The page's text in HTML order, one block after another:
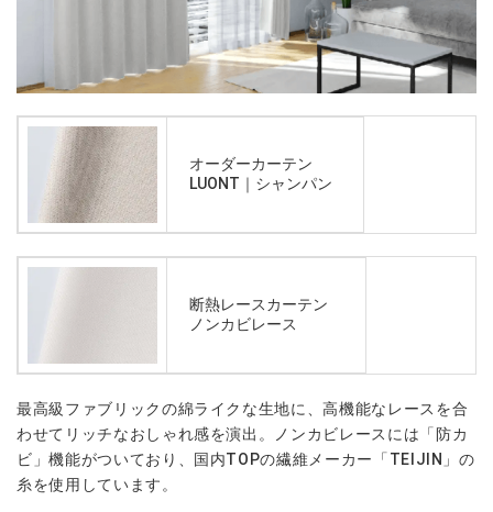
オーダーカーテン
LUONT｜シャンパン
断熱レースカーテン
ノンカビレース
最高級ファブリックの綿ライクな生地に、高機能なレースを合
わせてリッチなおしゃれ感を演出。ノンカビレースには「防カ
ビ」機能がついており、国内TOPの繊維メーカー「TEIJIN」の
糸を使用しています。